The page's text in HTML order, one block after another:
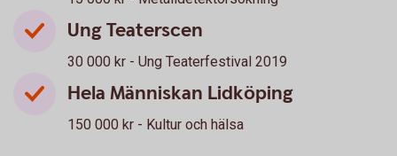
Ung Teaterscen
30 000 kr - Ung Teaterfestival 2019
Hela Människan Lidköping
150 000 kr - Kultur och hälsa